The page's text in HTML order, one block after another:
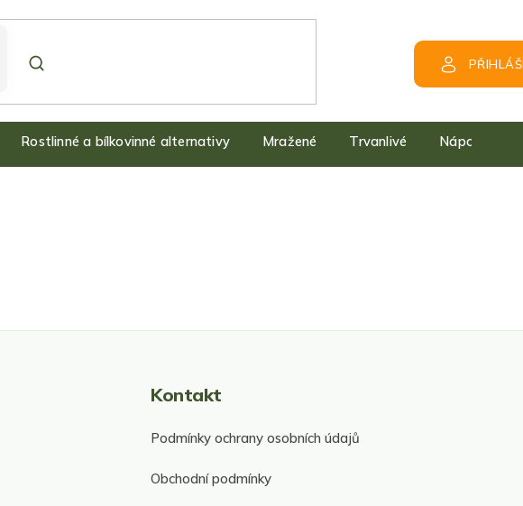
Rostlinné a bílkovinné alternativy Mražené Trvanlivé Nápoje
Kontakt
Podmínky ochrany osobních údajů
Obchodní podmínky